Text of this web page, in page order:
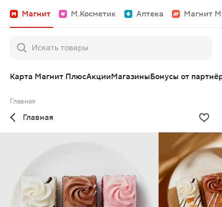
Магнит М.Косметик Аптека Магнит
Карта Магнит ПлюсАкцииМагазиныБонусы от
Главная
Главная